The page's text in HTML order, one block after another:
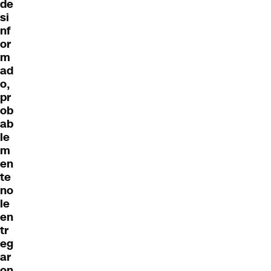
de
si
nf
or
m
ad
o,
pr
ob
ab
le
m
en
te
no
le
en
tr
eg
ar